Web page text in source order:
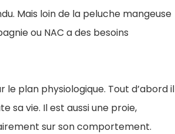
Mais loin de la peluche mangeuse
ou NAC a des besoins
plan physiologique. Tout d’abord il
sa vie. Il est aussi une proie,
sur son comportement.